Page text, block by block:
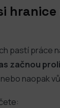
hranice
pastí práce
začnou
naopak